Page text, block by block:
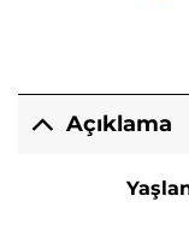
Açıklama